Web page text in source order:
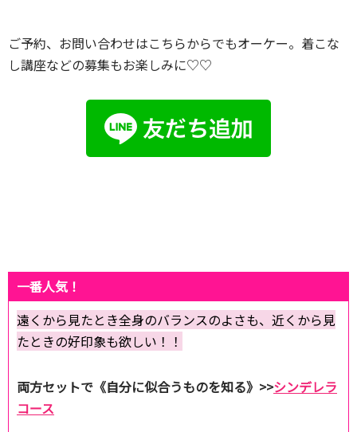
ご予約、お問い合わせはこちらからでもオーケー。着こな
し講座などの募集もお楽しみに♡♡
一番人気！
遠くから見たとき全身のバランスのよさも、近くから見
たときの好印象も欲しい！！
両方セットで《自分に似合うものを知る》>>シンデレラ
コース